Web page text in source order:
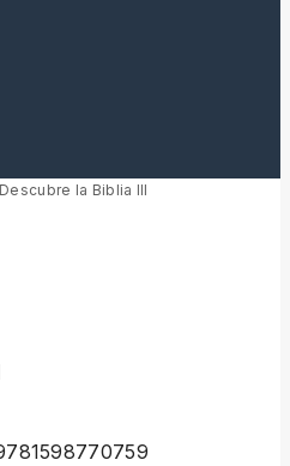
Descubre la Biblia III